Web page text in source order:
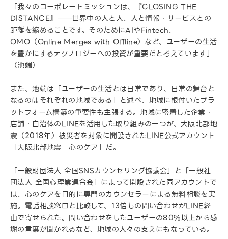
「我々のコーポレートミッションは、『CLOSING THE
DISTANCE』――世界中の人と人、人と情報・サービスとの
距離を縮めることです。そのためにAIやFintech、
OMO（Online Merges with Offline）など、ユーザーの生活
を豊かにするテクノロジーへの投資が重要だと考えています」
（池端）
また、池端は「ユーザーの生活とは日常であり、日常の舞台と
なるのはそれぞれの地域である」と述べ、地域に根付いたプラ
ットフォーム構築の重要性も主張する。地域に密着した企業・
店舗・自治体のLINEを活用した取り組みの一つが、大阪北部地
震（2018年）被災者を対象に開設されたLINE公式アカウント
「大阪北部地震 心のケア」だ。
「一般財団法人 全国SNSカウンセリング協議会」と「一般社
団法人 全国心理業連合会」によって開設された同アカウントで
は、心のケアを目的に専門のカウンセラーによる無料相談を実
施。電話相談窓口と比較して、13倍もの問い合わせがLINE経
由で寄せられた。問い合わせをしたユーザーの80%以上から感
謝の言葉が聞かれるなど、地域の人々の支えにもなっている。